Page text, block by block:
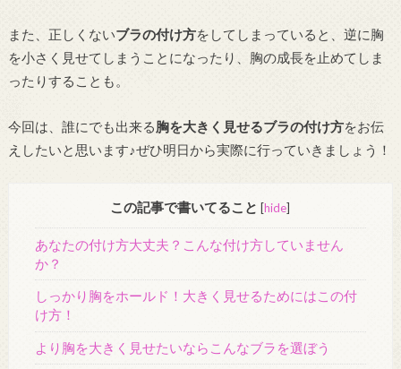
また、正しくないブラの付け方をしてしまっていると、逆に胸
を小さく見せてしまうことになったり、胸の成長を止めてしま
ったりすることも。
今回は、誰にでも出来る胸を大きく見せるブラの付け方をお伝
えしたいと思います♪ぜひ明日から実際に行っていきましょう！
この記事で書いてること [hide]
あなたの付け方大丈夫？こんな付け方していません
か？
しっかり胸をホールド！大きく見せるためにはこの付
け方！
より胸を大きく見せたいならこんなブラを選ぼう